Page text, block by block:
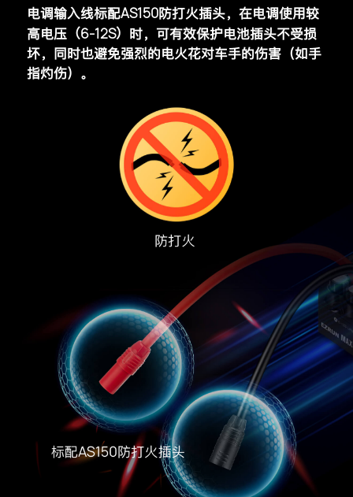
电调输入线标配AS150防打火插头，在电调使用较
高电压（6-12S）
时，可有效保护电池插头不受损
坏，同时也避免强烈的电火花对车手的伤害（如手
指灼伤）。